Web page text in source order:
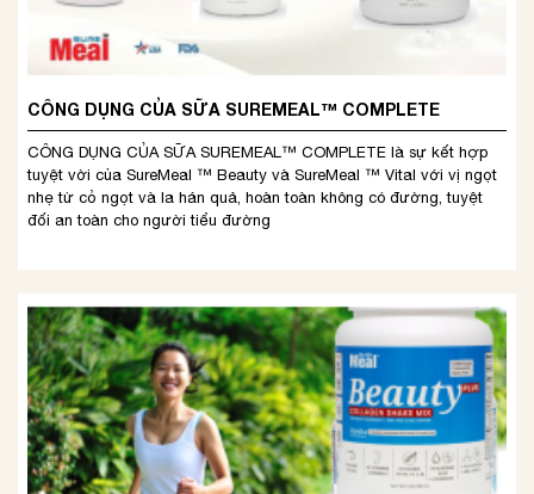
CÔNG DỤNG CỦA SỮA SUREMEAL™ COMPLETE
CÔNG DỤNG CỦA SỮA SUREMEAL™ COMPLETE là sự kết hợp
tuyệt vời của SureMeal ™ Beauty và SureMeal ™ Vital với vị ngọt
nhẹ từ cỏ ngọt và la hán quả, hoàn toàn không có đường, tuyệt
đối an toàn cho người tiểu đường